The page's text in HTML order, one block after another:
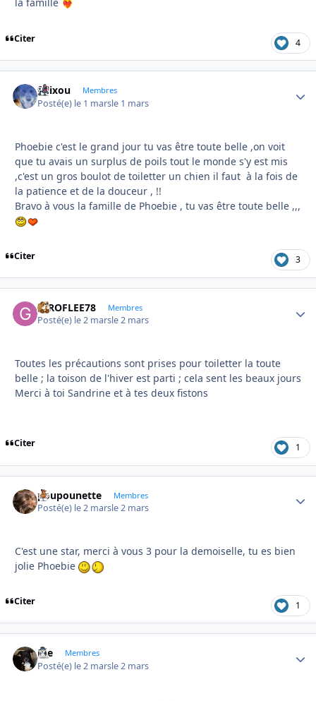
❤️‍🔥
Citer 4
felixou Membres
Posté(e) le 1 marsle 1 mars
Phoebie c'est le grand jour tu vas être toute belle ,on voit
que tu avais un surplus de poils tout le monde s'y est mis
,c'est un gros boulot de toiletter un chien il faut à la fois de
la patience et de la douceur , !!
Bravo à vous la famille de Phoebie , tu vas être toute belle ,,,
Citer 3
GIROFLEE78 Membres
Posté(e) le 2 marsle 2 mars
Toutes les précautions sont prises pour toiletter la toute
belle ; la toison de l'hiver est parti ; cela sent les beaux jours
Merci à toi Sandrine et à tes deux fistons
Citer 1
poupounette Membres
Posté(e) le 2 marsle 2 mars
C'est une star, merci à vous 3 pour la demoiselle, tu es bien
jolie Phoebie
Citer 1
Joe Membres
Posté(e) le 2 marsle 2 mars